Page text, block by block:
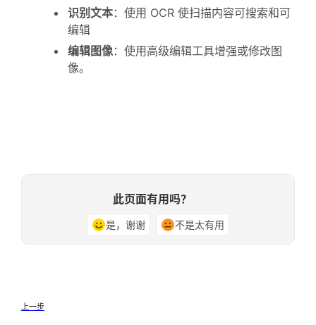
识别文本：使用 OCR 使扫描内容可搜索和可
编辑
编辑图像：使用高级编辑工具增强或修改图
像。
此页面有用吗？
是，谢谢 不是太有用
上一步